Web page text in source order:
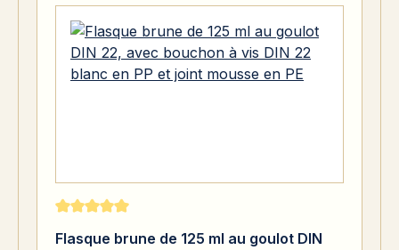
Flasque brune de 125 ml au goulot DIN